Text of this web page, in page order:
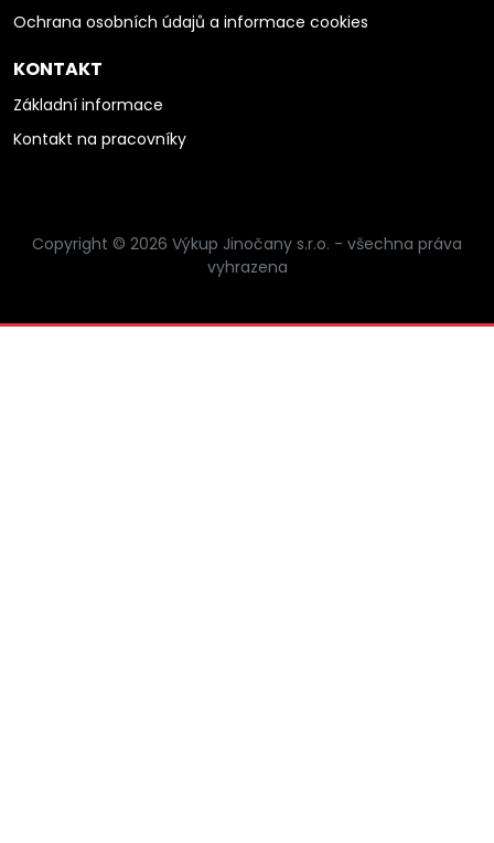
Ochrana osobních údajů a informace cookies
KONTAKT
Základní informace
Kontakt na pracovníky
Copyright © 2026 Výkup Jinočany s.r.o. - všechna práva
vyhrazena